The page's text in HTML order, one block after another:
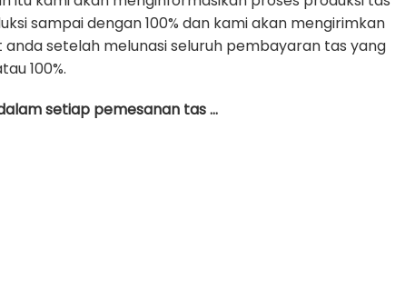
sampai dengan 100% dan kami akan mengirimkan
setelah melunasi seluruh pembayaran tas yang
100%.
setiap pemesanan tas …